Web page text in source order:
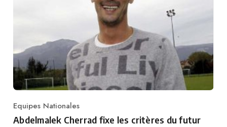
Category
Equipes Nationales
Abdelmalek Cherrad fixe les critères du futur